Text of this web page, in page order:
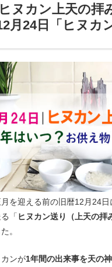
ヌカン上天の拝
月24日「ヒヌカ
を迎える前の旧暦12月24日
「 ヒヌカン送り（上天の拝
。
ンが1年間の出来事を天の